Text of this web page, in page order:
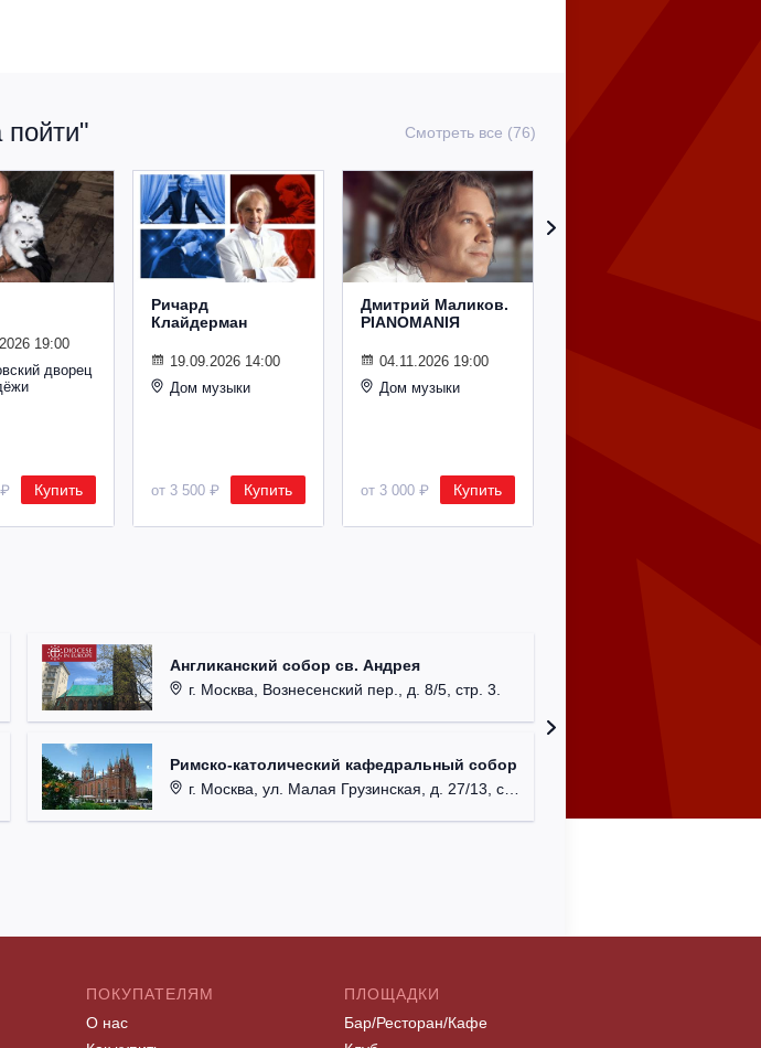
пойти" Смотреть все (76)
19:00
дворец
Купить
Ричард
Клайдерман
19.09.2026 14:00
Дом музыки
от 3 500 ₽ Купить
Дмитрий Маликов.
PIANOMANIЯ
04.11.2026 19:00
Дом музыки
от 3 000 ₽ Купить
Англиканский собор св. Андрея
г. Москва, Вознесенский пер., д. 8/5, стр. 3.
Римско-католический кафедральный собор
г. Москва, ул. Малая Грузинская, д. 27/13, стр. 1.
ПОКУПАТЕЛЯМ
О нас
ПЛОЩАДКИ
Бар/Ресторан/Кафе